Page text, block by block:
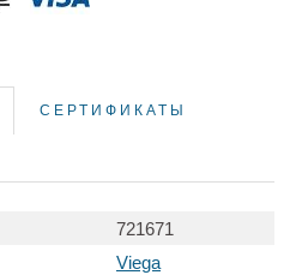
СЕРТИФИКАТЫ
721671
Viega